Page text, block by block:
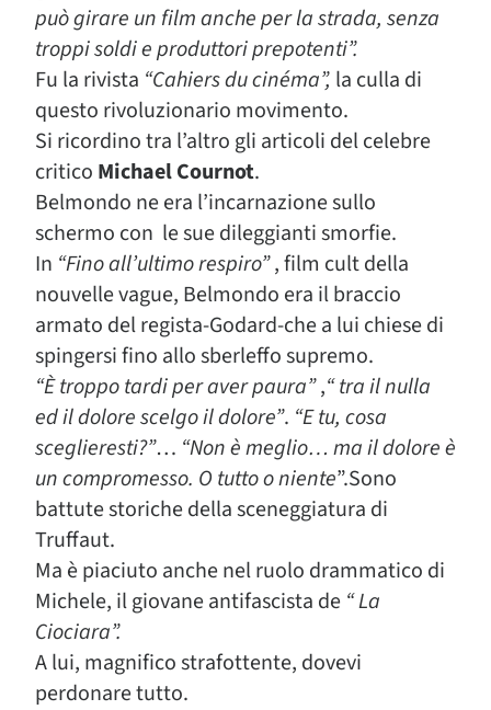
può girare un film anche per la strada, senza
troppi soldi e produttori prepotenti”.
Fu la rivista “Cahiers du cinéma”, la culla di
questo rivoluzionario movimento.
Si ricordino tra l’altro gli articoli del celebre
critico Michael Cournot.
Belmondo ne era l’incarnazione sullo
schermo con le sue dileggianti smorfie.
In “Fino all’ultimo respiro”, film cult della
nouvelle vague, Belmondo era il braccio
armato del regista-Godard-che a lui chiese di
spingersi fino allo sberleffo supremo.
“È troppo tardi per aver paura”,“ tra il nulla
ed il dolore scelgo il dolore”. “E tu, cosa
sceglieresti?”… “Non è meglio… ma il dolore è
un compromesso. O tutto o niente”.Sono
battute storiche della sceneggiatura di
Truffaut.
Ma è piaciuto anche nel ruolo drammatico di
Michele, il giovane antifascista de “ La
Ciociara”.
A lui, magnifico strafottente, dovevi
perdonare tutto.